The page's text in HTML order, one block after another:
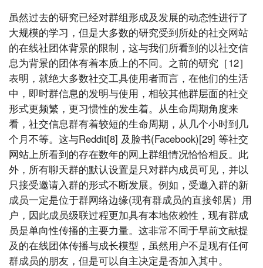
虽然过去的研究已经对群组形成及发展的动态性进行了
大规模的学习，但是大多数的研究受到所处的社交网站
的在线社团体背景的限制，这与我们所看到的以社交信
息为背景的团体有着本质上的不同。之前的研究［12］
表明，就绝大多数社交工具使用者而言，在他们的生活
中，即时群信息的发明与使用，相较其他群层面的社交
形式更频繁，更习惯性的发生着。从生命周期角度来
看，社交信息群有着较短的生命周期，从几个小时到几
个月不等。这与Reddit[8] 及脸书(Facebook)[29] 等社交
网站上所看到的存在数年的网上群组情况恰恰相反。此
外，所有聊天群的默认设置是只对群内成员可见，并以
只接受邀请入群的形式不断发展。例如，受邀入群的新
成员一定是位于群网络边缘(现有群成员的直接邻居）用
户，因此成员级联过程更加具有本地依赖性，现有群成
员是单向性传播的主要力量。这非常不同于早前文献提
及的在线团体传播与成长模型，虽然用户不是现有任何
群成员的朋友，但是可以自主决定是否加入其中。